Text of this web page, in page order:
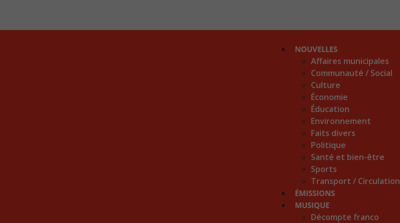
NOUVELLES
Affaires municipales
Communauté / Social
Culture
Économie
Éducation
Environnement
Faits divers
Politique
Santé et bien-être
Sports
Transport / Circulation
ÉMISSIONS
MUSIQUE
Décompte franco